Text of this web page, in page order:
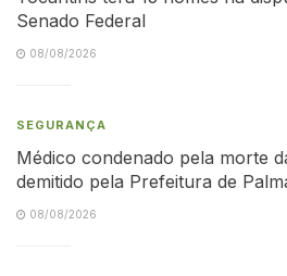
Senado Federal
08/08/2026
SEGURANÇA
Médico condenado pela morte
demitido pela Prefeitura de
08/08/2026